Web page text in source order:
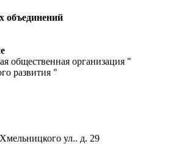
объединений
общественная организация "
развития "
ул.. д. 29